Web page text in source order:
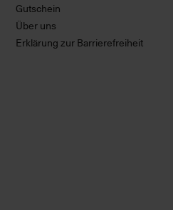
Gutschein
Über uns
Erklärung zur Barrierefreiheit